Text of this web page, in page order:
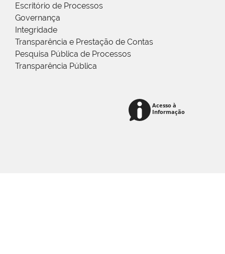
Escritório de Processos
Governança
Integridade
Transparência e Prestação de Contas
Pesquisa Pública de Processos
Transparência Pública